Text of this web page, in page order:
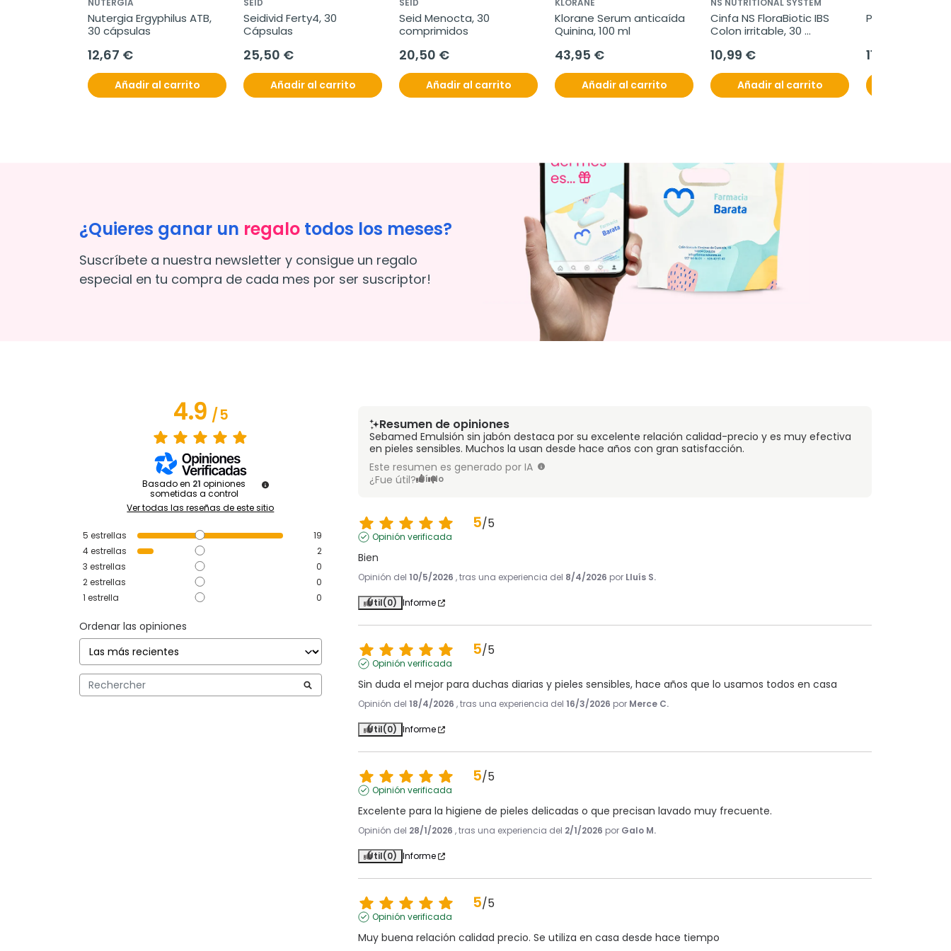
NUTERGIA
Nutergia Ergyphilus ATB,
30 cápsulas
12,67 €
Añadir al carrito
SEID
Seidivid Ferty4, 30
Cápsulas
25,50 €
Añadir al carrito
SEID
Seid Menocta, 30
comprimidos
20,50 €
Añadir al carrito
KLORANE
Klorane Serum anticaída
Quinina, 100 ml
43,95 €
Añadir al carrito
NS NUTRITIONAL SYSTEM
Cinfa NS FloraBiotic IBS
Colon irritable, 30
10,99 €
Añadir al carrito
Physioflor, 30
11,99 €
¿Quieres ganar un regalo todos los meses?
Suscríbete a nuestra newsletter y consigue un regalo
especial en tu compra de cada mes por ser suscriptor!
4.9/5
Basado en 21 opiniones
sometidas a control
Ver todas las reseñas de este sitio
5 estrellas
19
4estrellas
2
3 estrellas
0
2estrellas
0
1 estrella 0
Ordenar las opiniones
Resumen de opiniones
Sebamed Emulsión sin jabón destaca por su excelente relación calidad-precio y es muy efectiva
en pieles sensibles. Muchos la usan desde hace años con gran satisfacción.
Este resumen es generado por IA
¿Fue útil? Sí No
5/5
Opinión verificada
Bien
Opinión del 10/5/2026 , tras una experiencia del 8/4/2026 por Lluís S.
Útil(0) Informe
5/5
Opinión verificada
Sin duda el mejor para duchas diarias y pieles sensibles, hace años que lo usamos todos en casa
Opinión del 18/4/2026 , tras una experiencia del 16/3/2026 por Merce C.
Útil(0) Informe
5/5
Opinión verificada
Excelente para la higiene de pieles delicadas o que precisan lavado muy frecuente.
Opinión del 28/1/2026 , tras una experiencia del 2/1/2026 por Galo M.
Útil(0) Informe
5/5
Opinión verificada
Muy buena relación calidad precio. Se utiliza en casa desde hace tiempo